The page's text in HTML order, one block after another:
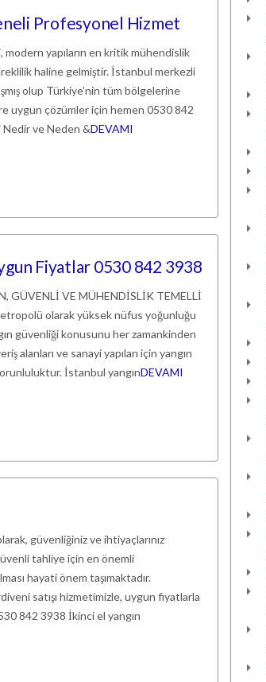
Profesyonel Hizmet
modern yapıların en kritik mühendislik
haline gelmiştir. İstanbul merkezli
olup Türkiye’nin tüm bölgelerine
uygun çözümler için hemen 0530 842
Nedir ve Neden &DEVAMI
Fiyatlar 0530 842 3938
GÜVENLİ VE MÜHENDİSLİK TEMELLİ
olarak yüksek nüfus yoğunluğu
güvenliği konusunu her zamankinden
alanları ve sanayi yapıları için yangın
İstanbul yangınDEVAMI
güvenliğiniz ve ihtiyaçlarınız
tahliye için en önemli
hayati önem taşımaktadır.
satışı hizmetimizle, uygun fiyatlarla
842 3938 İkinci el yangın